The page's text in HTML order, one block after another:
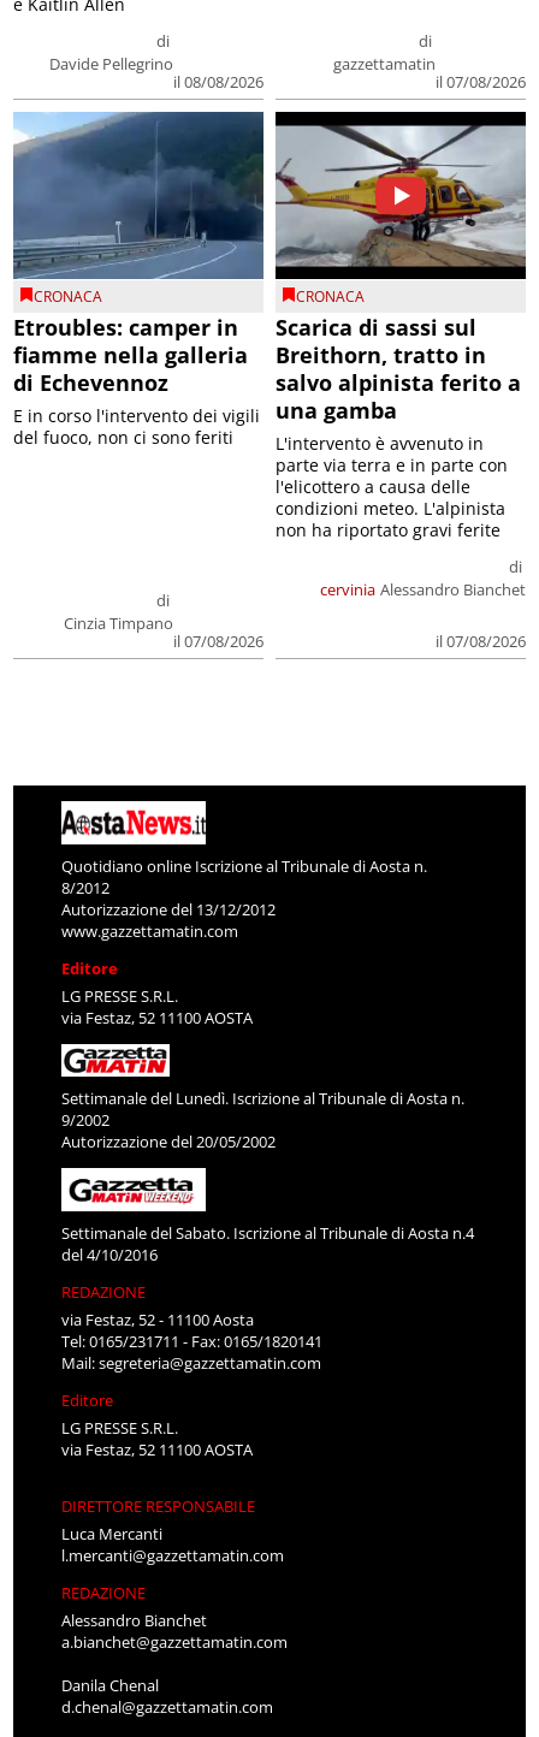
di
Davide Pellegrino
il 08/08/2026
e Kaitlin Allen
di
gazzettamatin
il 07/08/2026
CRONACA
Etroubles: camper in
fiamme nella galleria
di Echevennoz
di
Cinzia Timpano
il 07/08/2026
E in corso l'intervento dei vigili
del fuoco, non ci sono feriti
CRONACA
Scarica di sassi sul
Breithorn, tratto in
salvo alpinista ferito a
una gamba
cervinia
di
Alessandro Bianchet
il 07/08/2026
L'intervento è avvenuto in
parte via terra e in parte con
l'elicottero a causa delle
condizioni meteo. L'alpinista
non ha riportato gravi ferite
Quotidiano online Iscrizione al Tribunale di Aosta n.
8/2012
Autorizzazione del 13/12/2012
www.gazzettamatin.com
Editore
LG PRESSE S.R.L.
via Festaz, 52 11100 AOSTA
Settimanale del Lunedì. Iscrizione al Tribunale di Aosta n.
9/2002
Autorizzazione del 20/05/2002
Settimanale del Sabato. Iscrizione al Tribunale di Aosta n.4
del 4/10/2016
REDAZIONE
via Festaz, 52 - 11100 Aosta
Tel: 0165/231711 - Fax: 0165/1820141
Mail:segreteria@gazzettamatin.com
Editore
LG PRESSE S.R.L.
via Festaz, 52 11100 AOSTA
DIRETTORE RESPONSABILE
Luca Mercanti
l.mercanti@gazzettamatin.com
REDAZIONE
Alessandro Bianchet
a.bianchet@gazzettamatin.com
Danila Chenal
d.chenal@gazzettamatin.com